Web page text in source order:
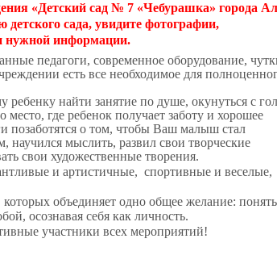
«Детский сад № 7 «Чебурашка» города
детского сада, увидите фотографии,
нужной информации.
педагоги, современное оборудование,
есть все необходимое для
ребенку найти занятие по душе, окунуться с
где ребенок получает заботу и хорошее
позаботятся о том, чтобы Ваш малыш стал
мыслить, развил свои творческие
свои художественные творения.
и артистичные, спортивные и веселые,
объединяет одно общее желание: понять
осознавая себя как личность.
участники всех мероприятий!